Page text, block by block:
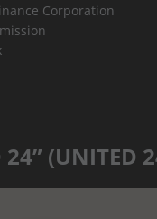
Corporation
24” (UNITED